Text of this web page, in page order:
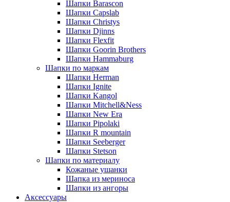
Шапки Barascon
Шапки Capslab
Шапки Christys
Шапки Djinns
Шапки Flexfit
Шапки Goorin Brothers
Шапки Hammaburg
Шапки по маркам
Шапки Herman
Шапки Ignite
Шапки Kangol
Шапки Mitchell&Ness
Шапки New Era
Шапки Pipolaki
Шапки R mountain
Шапки Seeberger
Шапки Stetson
Шапки по материалу
Кожаные ушанки
Шапка из мериноса
Шапки из ангоры
Аксессуары